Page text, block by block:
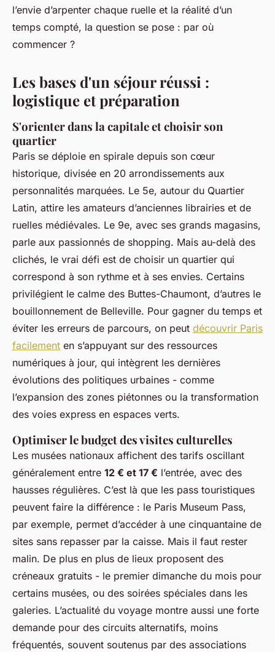
l’envie d’arpenter chaque ruelle et la réalité d’un
temps compté, la question se pose : par où
commencer ?
Les bases d'un séjour réussi :
logistique et préparation
S'orienter dans la capitale et choisir son
quartier
Paris se déploie en spirale depuis son cœur
historique, divisée en 20 arrondissements aux
personnalités marquées. Le 5e, autour du Quartier
Latin, attire les amateurs d’anciennes librairies et de
ruelles médiévales. Le 9e, avec ses grands magasins,
parle aux passionnés de shopping. Mais au-delà des
clichés, le vrai défi est de choisir un quartier qui
correspond à son rythme et à ses envies. Certains
privilégient le calme des Buttes-Chaumont, d’autres le
bouillonnement de Belleville. Pour gagner du temps et
éviter les erreurs de parcours, on peut découvrir Paris
facilement en s’appuyant sur des ressources
numériques à jour, qui intègrent les dernières
évolutions des politiques urbaines - comme
l’expansion des zones piétonnes ou la transformation
des voies express en espaces verts.
Optimiser le budget des visites culturelles
Les musées nationaux affichent des tarifs oscillant
généralement entre 12 € et 17 € l’entrée, avec des
hausses régulières. C’est là que les pass touristiques
peuvent faire la différence : le Paris Museum Pass,
par exemple, permet d’accéder à une cinquantaine de
sites sans repasser par la caisse. Mais il faut rester
malin. De plus en plus de lieux proposent des
créneaux gratuits - le premier dimanche du mois pour
certains musées, ou des soirées spéciales dans les
galeries. L’actualité du voyage montre aussi une forte
demande pour des circuits alternatifs, moins
fréquentés, souvent soutenus par des associations